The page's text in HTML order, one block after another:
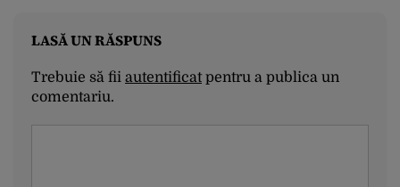
LASĂ UN RĂSPUNS
Trebuie să fii autentificatpentru a publica un
comentariu.